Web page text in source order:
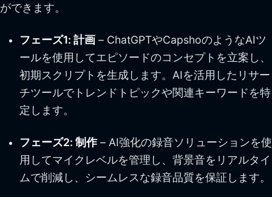
ができます。
フェーズ1: 計画 – ChatGPTやCapshoのようなAIツ
ールを使用してエピソードのコンセプトを立案し、
初期スクリプトを生成します。AIを活用したリサー
チツールでトレンドトピックや関連キーワードを特
定します。
フェーズ2: 制作– AI強化の録音ソリューションを使
用してマイクレベルを管理し、背景音をリアルタイ
ムで削減し、シームレスな録音品質を保証します。